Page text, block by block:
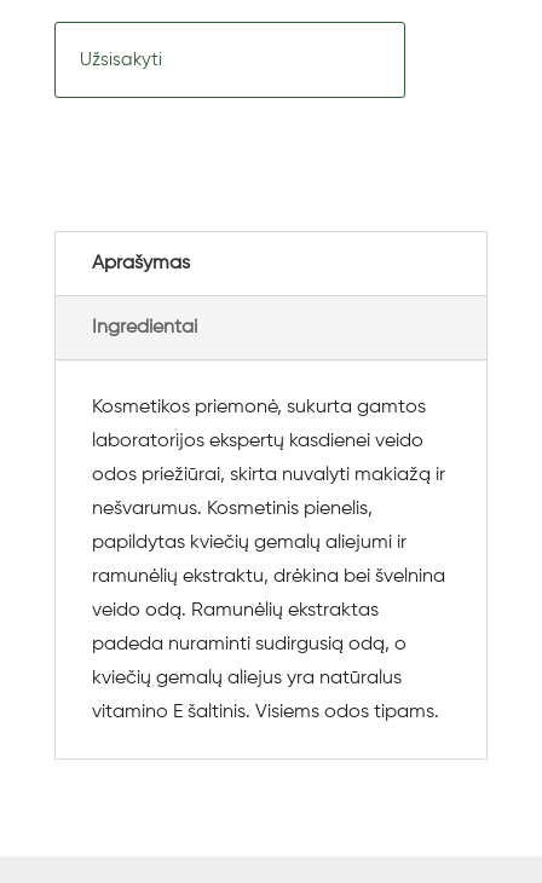
Užsisakyti
Aprašymas
Ingredientai
Kosmetikos priemonė, sukurta gamtos
laboratorijos ekspertų kasdienei veido
odos priežiūrai, skirta nuvalyti makiažą ir
nešvarumus. Kosmetinis pienelis,
papildytas kviečių gemalų aliejumi ir
ramunėlių ekstraktu, drėkina bei švelnina
veido odą. Ramunėlių ekstraktas
padeda nuraminti sudirgusią odą, o
kviečių gemalų aliejus yra natūralus
vitamino E šaltinis. Visiems odos tipams.